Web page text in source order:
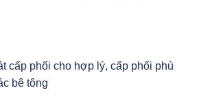
cấp phối cho hợp lý, cấp phối phù
bê tông